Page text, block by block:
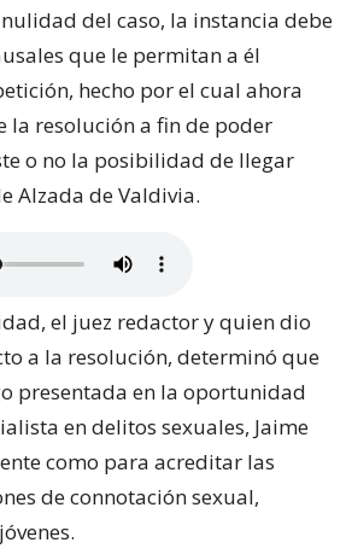
del caso, la instancia debe
que le permitan a él
hecho por el cual ahora
la resolución a fin de poder
o no la posibilidad de llegar
Alzada de Valdivia.
el juez redactor y quien dio
a la resolución, determinó que
presentada en la oportunidad
en delitos sexuales, Jaime
como para acreditar las
de connotación sexual,